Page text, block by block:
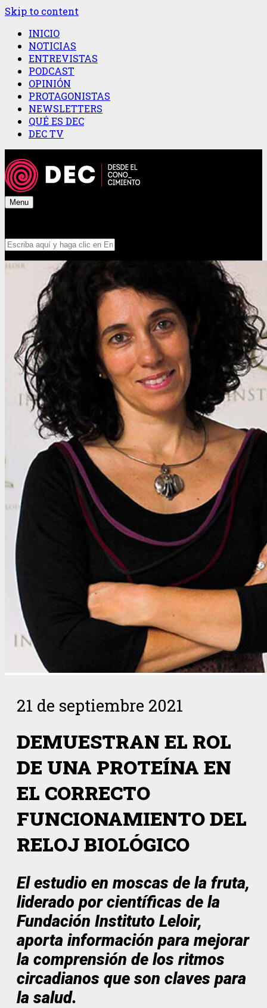
Skip to content
INICIO
NOTICIAS
ENTREVISTAS
PODCAST
OPINIÓN
PROTAGONISTAS
NEWSLETTERS
QUÉ ES DEC
DEC TV
Menu
21 de septiembre 2021
DEMUESTRAN EL ROL
DE UNA PROTEÍNA EN
EL CORRECTO
FUNCIONAMIENTO DEL
RELOJ BIOLÓGICO
El estudio en moscas de la fruta,
liderado por científicas de la
Fundación Instituto Leloir,
aporta información para mejorar
la comprensión de los ritmos
circadianos que son claves para
la salud.